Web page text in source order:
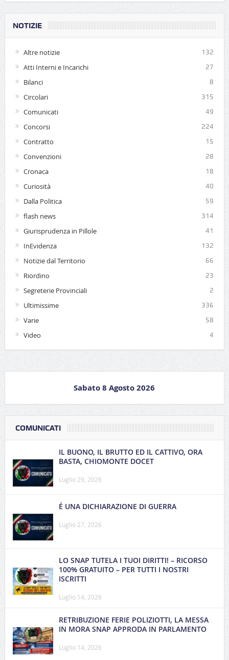
NOTIZIE
Altre notizie 132
Atti Interni e Incarichi 27
Bilanci 8
Circolari 315
Comunicati 49
Concorsi 224
Contratto 15
Convenzioni 28
Cronaca 18
Curiosità 40
Dalla Politica 59
flash news 314
Giurisprudenza in Pillole 41
InEvidenza 132
Notizie dal Territorio 66
Riordino 23
Segreterie Provinciali 2
Ultimissime 336
Varie 58
Video 4
Sabato 8 Agosto 2026
COMUNICATI
IL BUONO, IL BRUTTO ED IL CATTIVO, ORA
BASTA, CHIOMONTE DOCET
Luglio 29, 2026
É UNA DICHIARAZIONE DI GUERRA
Luglio 27, 2026
LO SNAP TUTELA I TUOI DIRITTI! – RICORSO
100% GRATUITO – PER TUTTI I NOSTRI
ISCRITTI
Luglio 14, 2026
RETRIBUZIONE FERIE POLIZIOTTI, LA MESSA
IN MORA SNAP APPRODA IN PARLAMENTO
Luglio 14, 2026